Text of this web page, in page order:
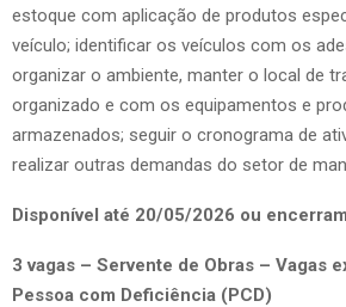
estoque com aplicação de produtos
veículo; identificar os veículos com os
organizar o ambiente, manter o local de
organizado e com os equipamentos e
armazenados; seguir o cronograma de
realizar outras demandas do setor de
Disponível até 20/05/2026 ou
3 vagas – Servente de Obras – Vagas
Pessoa com Deficiência (PCD)